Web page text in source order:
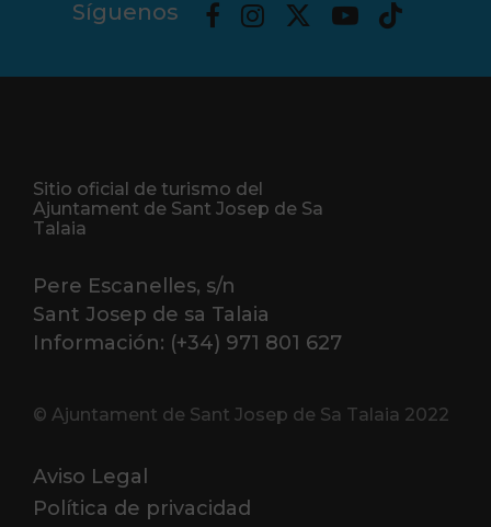
Síguenos
Sitio oficial de turismo del
Ajuntament de Sant Josep de Sa
Talaia
Pere Escanelles, s/n
Sant Josep de sa Talaia
Información: (+34) 971 801 627
© Ajuntament de Sant Josep de Sa Talaia 2022
Aviso Legal
Política de privacidad